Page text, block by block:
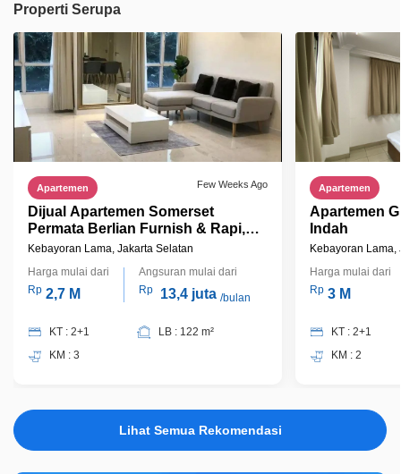
Properti Serupa
Apartemen Few Weeks Ago
Dijual Apartemen Somerset
Permata Berlian Furnish & Rapi,
Kebayoran Lama
Kebayoran Lama, Jakarta Selatan
Harga mulai dari
Rp 2,7 M
Angsuran mulai dari
Rp
13,4 juta /bulan
KT : 2+1
KM : 3
LB : 122 m²
Apartemen
Apartemen
Indah
Kebayoran Lama,
Harga mulai dari
Rp 3 M
KT : 2+1
KM : 2
Lihat Semua Rekomendasi